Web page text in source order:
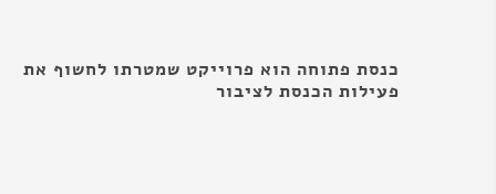
כנסת פתוחה הוא פרוייקט שמטרתו לחשוף את
פעילות הכנסת לציבור